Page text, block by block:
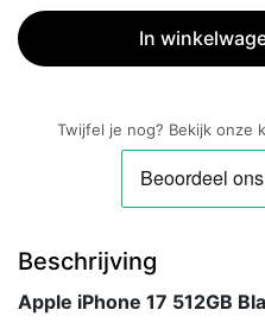
512GB
Black
In
Twijfel je nog? Bekijk onze
Beschrijving
Apple iPhone 17 512GB